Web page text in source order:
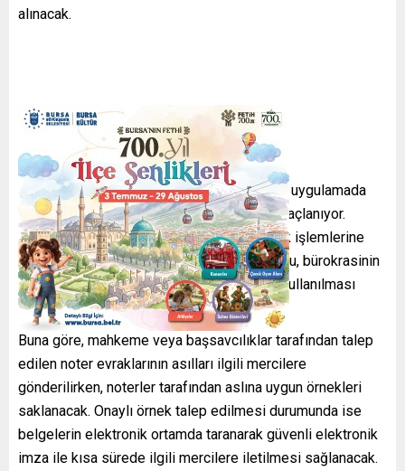
alınacak.
Düzenleme ile ailevi bağların korunması ve uygulamada
yaşanan suistimallerin önüne geçilmesi amaçlanıyor.
Noterlik işlemlerinde dijital kolaylık Noterlik işlemlerine
ilişkin düzenlemelere de değinen Akbaşoğlu, bürokrasinin
azaltılması ve dijital imkanların daha etkin kullanılması
amacıyla yeni adımlar atıldığını söyledi.
Buna göre, mahkeme veya başsavcılıklar tarafından talep
edilen noter evraklarının asılları ilgili mercilere
gönderilirken, noterler tarafından aslına uygun örnekleri
saklanacak. Onaylı örnek talep edilmesi durumunda ise
belgelerin elektronik ortamda taranarak güvenli elektronik
imza ile kısa sürede ilgili mercilere iletilmesi sağlanacak.